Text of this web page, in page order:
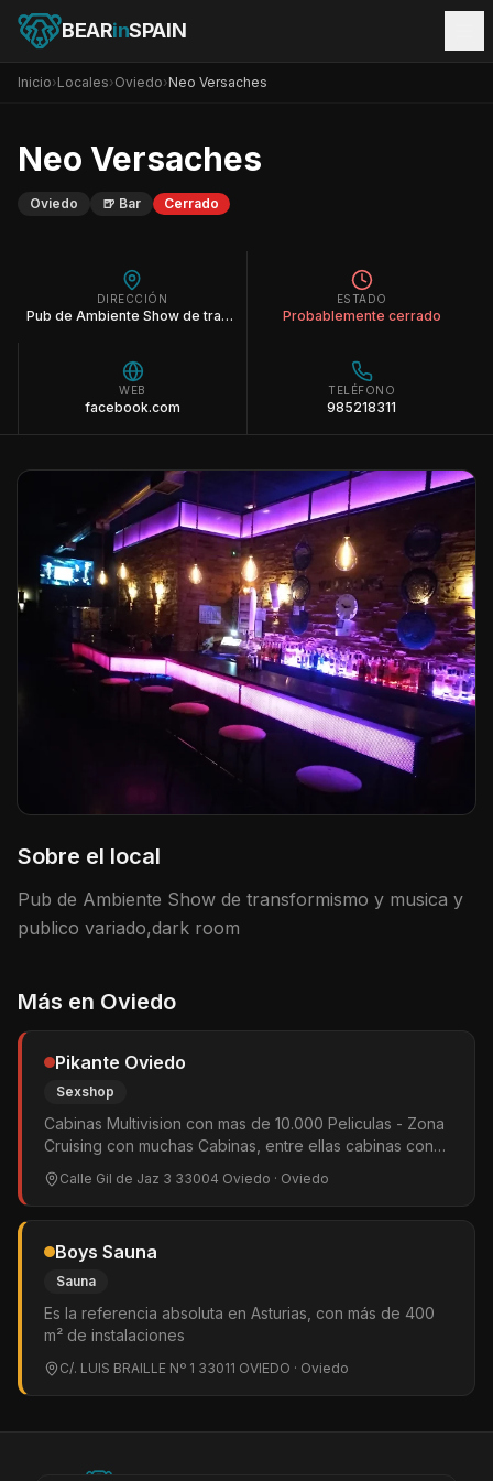
BEARinSPAIN
Inicio›Locales›Oviedo›Neo Versaches
Neo Versaches
Oviedo 🍺 Bar Cerrado
DIRECCIÓN
Pub de Ambiente Show de transformismo y musica y publico variado,dark room
ESTADO
Probablemente cerrado
WEB
facebook.com
TELÉFONO
985218311
Sobre el local
Pub de Ambiente Show de transformismo y musica y
publico variado,dark room
Más en Oviedo
Pikante Oviedo
Sexshop
Cabinas Multivision con mas de 10.000 Peliculas - Zona
Cruising con muchas Cabinas, entre ellas cabinas con
Glory Hole, cabinas con cama, cabinas individuales,
zonas oscuras
Calle Gil de Jaz 3 33004 Oviedo · Oviedo
Boys Sauna
Sauna
Es la referencia absoluta en Asturias, con más de 400
m² de instalaciones
C/. LUIS BRAILLE Nº 1 33011 OVIEDO · Oviedo